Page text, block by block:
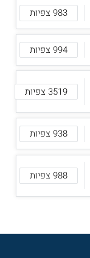
983 צפיות
994 צפיות
3519 צפיות
938 צפיות
988 צפיות